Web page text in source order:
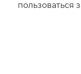
пользоваться